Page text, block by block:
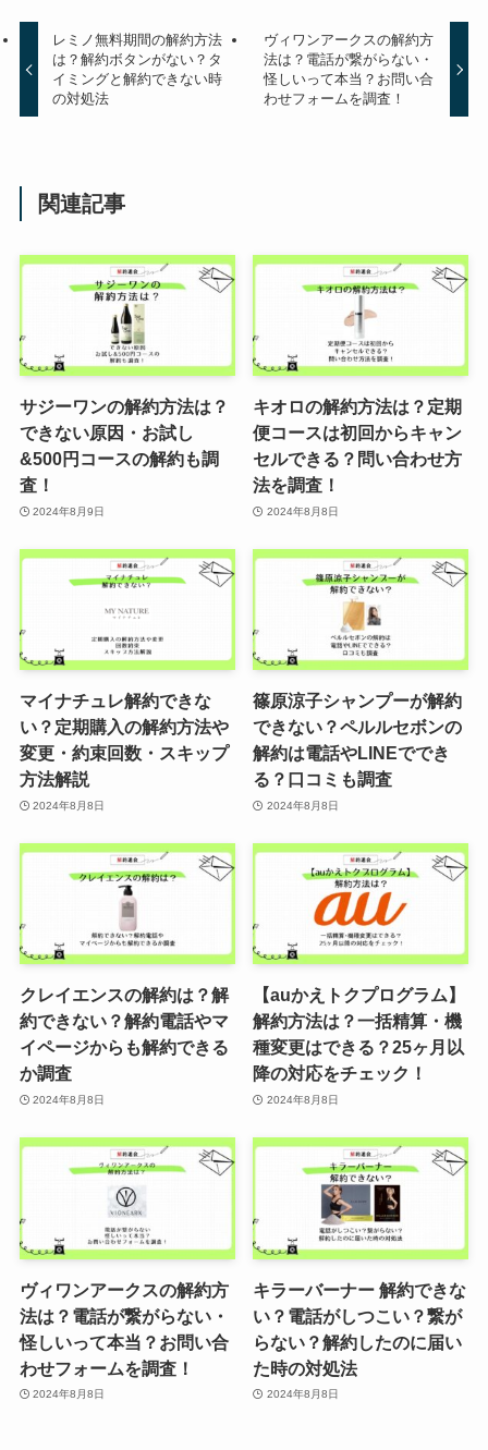
レミノ無料期間の解約方法
は？解約ボタンがない？タ
イミングと解約できない時
の対処法
ヴィワンアークスの解約方
法は？電話が繋がらない・
怪しいって本当？お問い合
わせフォームを調査！
関連記事
サジーワンの解約方法は？
できない原因・お試し
&500円コースの解約も調
査！
2024年8月9日
キオロの解約方法は？定期
便コースは初回からキャン
セルできる？問い合わせ方
法を調査！
2024年8月8日
マイナチュレ解約できな
い？定期購入の解約方法や
変更・約束回数・スキップ
方法解説
2024年8月8日
篠原涼子シャンプーが解約
できない？ペルルセボンの
解約は電話やLINEででき
る？口コミも調査
2024年8月8日
クレイエンスの解約は？解
約できない？解約電話やマ
イページからも解約できる
か調査
2024年8月8日
【auかえトクプログラム】
解約方法は？一括精算・機
種変更はできる？25ヶ月以
降の対応をチェック！
2024年8月8日
ヴィワンアークスの解約方
法は？電話が繋がらない・
怪しいって本当？お問い合
わせフォームを調査！
2024年8月8日
キラーバーナー 解約できな
い？電話がしつこい？繋が
らない？解約したのに届い
た時の対処法
2024年8月8日